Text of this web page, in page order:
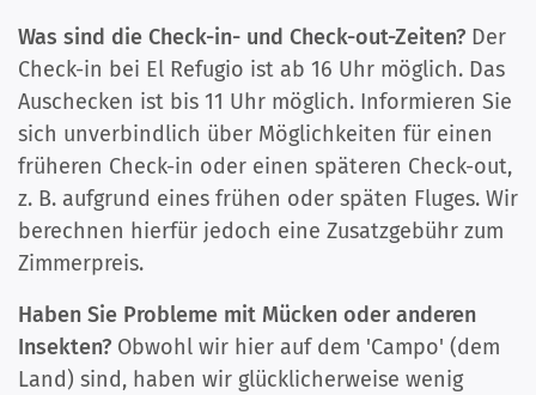
Was sind die Check-in- und Check-out-Zeiten? Der
Check-in bei El Refugio ist ab 16 Uhr möglich. Das
Auschecken ist bis 11 Uhr möglich. Informieren Sie
sich unverbindlich über Möglichkeiten für einen
früheren Check-in oder einen späteren Check-out,
z. B. aufgrund eines frühen oder späten Fluges. Wir
berechnen hierfür jedoch eine Zusatzgebühr zum
Zimmerpreis.
Haben Sie Probleme mit Mücken oder anderen
Insekten? Obwohl wir hier auf dem 'Campo' (dem
Land) sind, haben wir glücklicherweise wenig